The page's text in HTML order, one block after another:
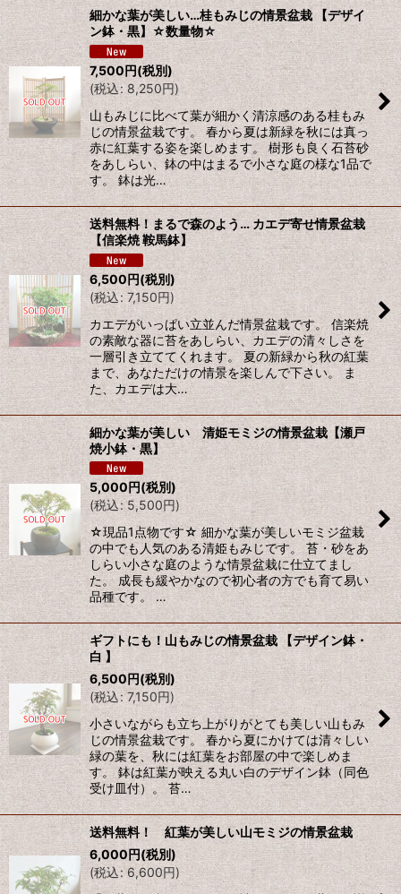
細かな葉が美しい…桂もみじの情景盆栽 【デザイ
ン鉢・黒】☆数量物☆
7,500円(税別)
(税込: 8,250円)
山もみじに比べて葉が細かく清涼感のある桂もみ
じの情景盆栽です。 春から夏は新緑を秋には真っ
赤に紅葉する姿を楽しめます。 樹形も良く石苔砂
をあしらい、鉢の中はまるで小さな庭の様な1品で
す。 鉢は光…
送料無料！まるで森のよう… カエデ寄せ情景盆栽
【信楽焼 鞍馬鉢】
6,500円(税別)
(税込: 7,150円)
カエデがいっぱい立並んだ情景盆栽です。 信楽焼
の素敵な器に苔をあしらい、カエデの清々しさを
一層引き立ててくれます。 夏の新緑から秋の紅葉
まで、あなただけの情景を楽しんで下さい。 ま
た、カエデは大…
細かな葉が美しい 清姫モミジの情景盆栽【瀬戸
焼小鉢・黒】
5,000円(税別)
(税込: 5,500円)
☆現品1点物です☆ 細かな葉が美しいモミジ盆栽
の中でも人気のある清姫もみじです。 苔・砂をあ
しらい小さな庭のような情景盆栽に仕立てまし
た。 成長も緩やかなので初心者の方でも育て易い
品種です。 …
ギフトにも！山もみじの情景盆栽 【デザイン鉢・
白 】
6,500円(税別)
(税込: 7,150円)
小さいながらも立ち上がりがとても美しい山もみ
じの情景盆栽です。 春から夏にかけては清々しい
緑の葉を、秋には紅葉をお部屋の中で楽しめま
す。 鉢は紅葉が映える丸い白のデザイン鉢（同色
受け皿付）。 苔…
送料無料！ 紅葉が美しい山モミジの情景盆栽
6,000円(税別)
(税込: 6,600円)